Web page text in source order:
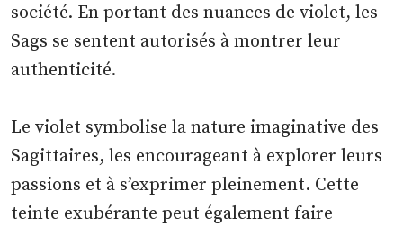
société. En portant des nuances de violet, les
Sags se sentent autorisés à montrer leur
authenticité.
Le violet symbolise la nature imaginative des
Sagittaires, les encourageant à explorer leurs
passions et à s’exprimer pleinement. Cette
teinte exubérante peut également faire